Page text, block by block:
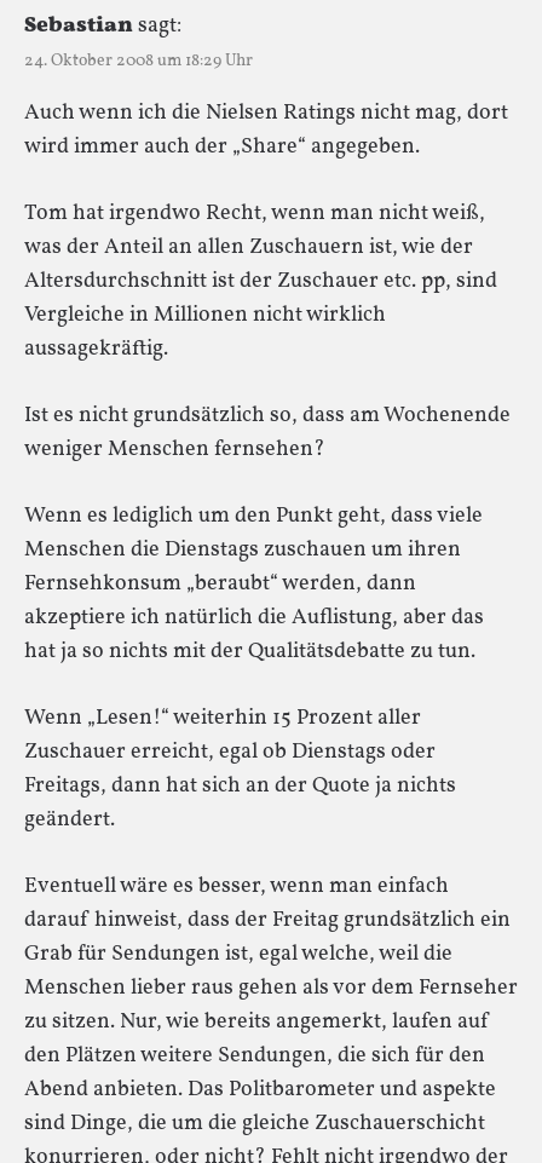
Sebastiansagt:
24. Oktober 2008 um 18:29 Uhr
Auch wenn ich die Nielsen Ratings nicht mag, dort
wird immer auch der „Share“ angegeben.
Tom hat irgendwo Recht, wenn man nicht weiß,
was der Anteil an allen Zuschauern ist, wie der
Altersdurchschnitt ist der Zuschauer etc. pp, sind
Vergleiche in Millionen nicht wirklich
aussagekräftig.
Ist es nicht grundsätzlich so, dass am Wochenende
weniger Menschen fernsehen?
Wenn es lediglich um den Punkt geht, dass viele
Menschen die Dienstags zuschauen um ihren
Fernsehkonsum „beraubt“ werden, dann
akzeptiere ich natürlich die Auflistung, aber das
hat ja so nichts mit der Qualitätsdebatte zu tun.
Wenn „Lesen!“ weiterhin 15 Prozent aller
Zuschauer erreicht, egal ob Dienstags oder
Freitags, dann hat sich an der Quote ja nichts
geändert.
Eventuell wäre es besser, wenn man einfach
darauf hinweist, dass der Freitag grundsätzlich ein
Grab für Sendungen ist, egal welche, weil die
Menschen lieber raus gehen als vor dem Fernseher
zu sitzen. Nur, wie bereits angemerkt, laufen auf
den Plätzen weitere Sendungen, die sich für den
Abend anbieten. Das Politbarometer und aspekte
sind Dinge, die um die gleiche Zuschauerschicht